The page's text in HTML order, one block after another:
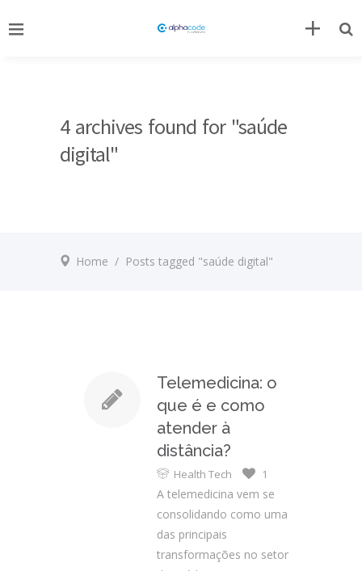
4 archives found for "saúde
digital"
Home / Posts tagged "saúde digital"
Telemedicina: o
que é e como
atender à
distância?
Health Tech 1
A telemedicina vem se
consolidando como uma
das principais
transformações no setor